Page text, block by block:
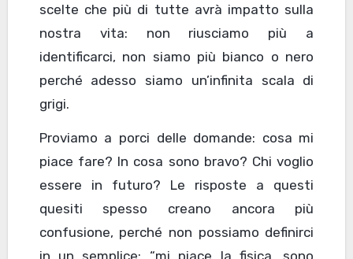
scelte che più di tutte avrà impatto sulla
nostra vita: non riusciamo più a
identificarci, non siamo più bianco o nero
perché adesso siamo un’infinita scala di
grigi.
Proviamo a porci delle domande: cosa mi
piace fare? In cosa sono bravo? Chi voglio
essere in futuro? Le risposte a questi
quesiti spesso creano ancora più
confusione, perché non possiamo definirci
in un semplice: “mi piace la fisica, sono